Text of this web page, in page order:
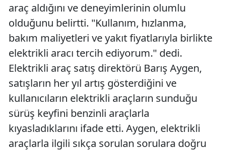
araç aldığını ve deneyimlerinin olumlu
olduğunu belirtti. "Kullanım, hızlanma,
bakım maliyetleri ve yakıt fiyatlarıyla birlikte
elektrikli aracı tercih ediyorum." dedi.
Elektrikli araç satış direktörü Barış Aygen,
satışların her yıl artış gösterdiğini ve
kullanıcıların elektrikli araçların sunduğu
sürüş keyfini benzinli araçlarla
kıyasladıklarını ifade etti. Aygen, elektrikli
araçlarla ilgili sıkça sorulan sorulara doğru